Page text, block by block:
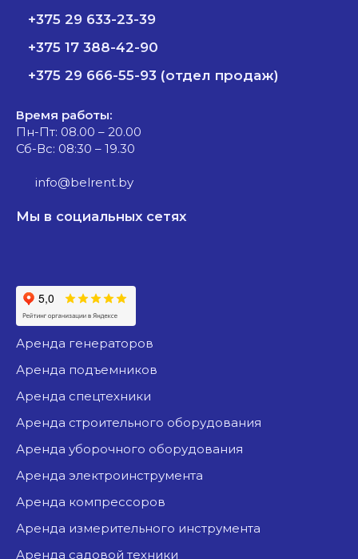
+375 29 633-23-39
+375 17 388-42-90
+375 29 666-55-93 (отдел продаж)
Время работы:
Пн-Пт: 08.00 – 20.00
Сб-Вс: 08:30 – 19.30
info@belrent.by
Мы в социальных сетях
аренда генераторов
аренда подъемников
аренда спецтехники
аренда строительного оборудования
аренда уборочного оборудования
аренда электроинструмента
аренда компрессоров
аренда измерительного инструмента
аренда садовой техники